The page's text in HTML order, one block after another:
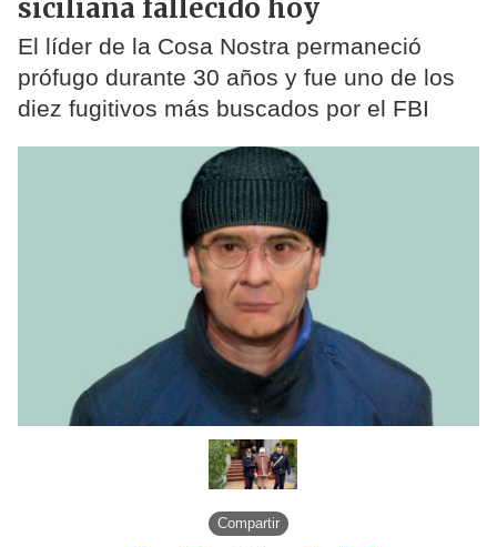
siciliana fallecido hoy
El líder de la Cosa Nostra permaneció
prófugo durante 30 años y fue uno de los
diez fugitivos más buscados por el FBI
Compartir